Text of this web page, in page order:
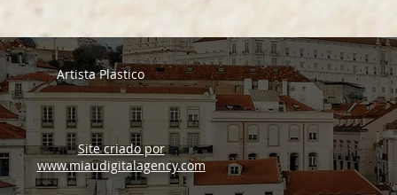
Artista Plastico
Site criado por
www.miaudigitalagency.com